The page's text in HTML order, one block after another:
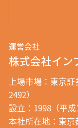
運営会社
株式会社イン
上場市場：東京
2492）
設立：1998（平
本社所在地：東